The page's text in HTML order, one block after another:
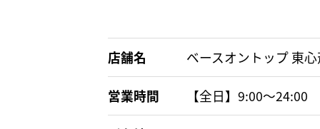
店舗名 ベースオントップ 東
営業時間 【全日】9:00〜24:00